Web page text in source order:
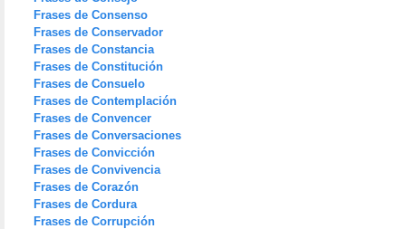
Frases de Consenso
Frases de Conservador
Frases de Constancia
Frases de Constitución
Frases de Consuelo
Frases de Contemplación
Frases de Convencer
Frases de Conversaciones
Frases de Convicción
Frases de Convivencia
Frases de Corazón
Frases de Cordura
Frases de Corrupción